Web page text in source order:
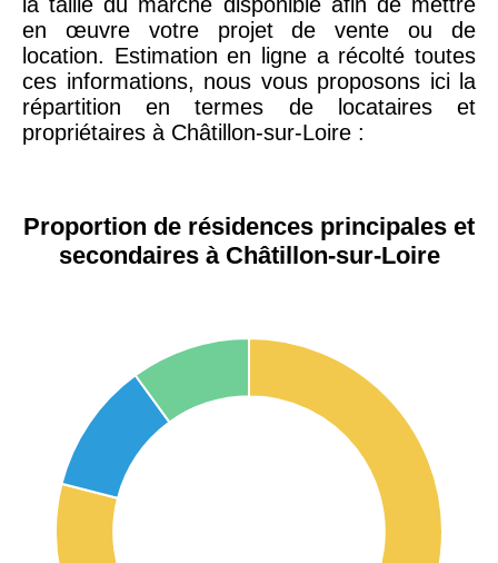
en œuvre votre projet de vente ou de
location. Estimation en ligne a récolté toutes
ces informations, nous vous proposons ici la
répartition en termes de locataires et
propriétaires à Châtillon-sur-Loire :
Proportion de résidences principales et
secondaires à Châtillon-sur-Loire